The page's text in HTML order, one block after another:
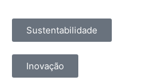
Sustentabilidade
Inovação